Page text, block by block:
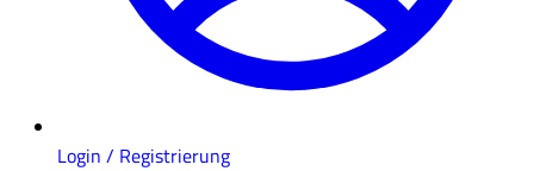
Login / Registrierung